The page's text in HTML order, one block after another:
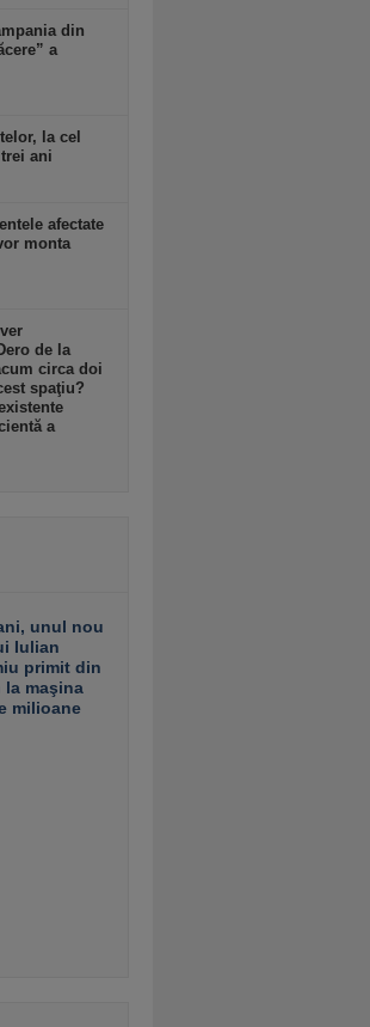
din
a
la cel
ani
afectate
monta
de la
circa doi
spaţiu?
a
unul nou
Iulian
primit din
la maşina
milioane